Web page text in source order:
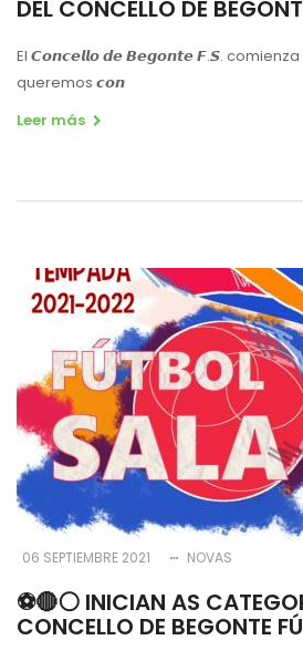
DEL CONCELLO DE
El 𝘾𝙤𝙣𝙘𝙚𝙡𝙡𝙤 𝙙𝙚 𝘽𝙚𝙜𝙤𝙣𝙩𝙚 𝙁.𝙎.
queremos 𝙘𝙤𝙣
Leer más
06 SEPTIEMBRE 2021 NOVAS
⚽️🔴⚪️ INICIAN AS
CONCELLO DE BEGONTE